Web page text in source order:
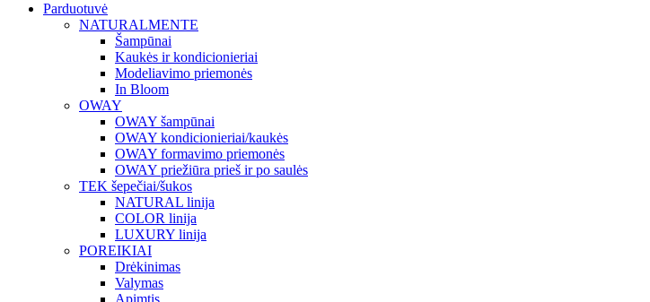
Parduotuvė
NATURALMENTE
Šampūnai
Kaukės ir kondicionieriai
Modeliavimo priemonės
In Bloom
OWAY
OWAY šampūnai
OWAY kondicionieriai/kaukės
OWAY formavimo priemonės
OWAY priežiūra prieš ir po saulės
TEK šepečiai/šukos
NATURAL linija
COLOR linija
LUXURY linija
POREIKIAI
Drėkinimas
Valymas